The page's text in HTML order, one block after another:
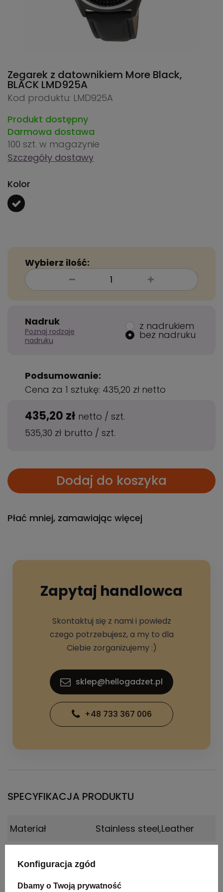
Zegarek z datownikiem More Black,
BLACK LMD925A
Kod produktu: LMD925A
Produkt dostępny
Darmowa dostawa
100 szt. w magazynie
Szczegóły dostawy
Kolor
Wybierz ilość:
Nadruk
Poznaj rodzaje
nadruku
z nadrukiem
bez nadruku
Podsumowanie:
Cena za 1 sztukę: 435,20 zł netto
435,20 zł netto / szt.
535,30 zł brutto / szt.
Dodaj do koszyka
Płać mniej, zamawiając więcej
Zapytaj handlowca
Skontaktuj się z nami i powiedz
czego potrzebujesz, a my to dla
Ciebie zorganizujemy :)
sklep@hellogadzet.pl
+48 733 367 006
SPECYFIKACJA PRODUKTU
Materiał Stainless steel,Leather
Wymiary
Dia. 42 / Strap: 260 mm
Konfiguracja zgód
Dbamy o Twoją prywatność